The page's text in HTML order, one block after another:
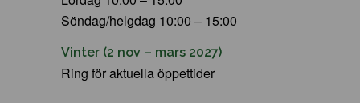
Söndag/helgdag 10:00 – 15:00
Vinter (2 nov – mars 2027)
Ring för aktuella öppettider